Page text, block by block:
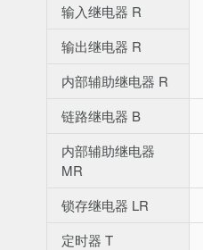
输入继电器 R
输出继电器 R
内部辅助继电器 R
链路继电器 B
内部辅助继电器
MR
锁存继电器 LR
定时器 T